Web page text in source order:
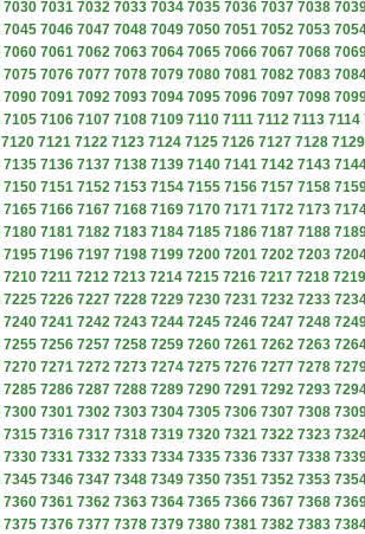
7030 7031 7032 7033 7034 7035 7036 7037 7038
7045 7046 7047 7048 7049 7050 7051 7052 7053
7060 7061 7062 7063 7064 7065 7066 7067 7068
7075 7076 7077 7078 7079 7080 7081 7082 7083
7090 7091 7092 7093 7094 7095 7096 7097 7098
7105 7106 7107 7108 7109 7110 7111 7112 7113 7114
7120 7121 7122 7123 7124 7125 7126 7127 7128 7129
7135 7136 7137 7138 7139 7140 7141 7142 7143
7150 7151 7152 7153 7154 7155 7156 7157 7158
7165 7166 7167 7168 7169 7170 7171 7172 7173
7180 7181 7182 7183 7184 7185 7186 7187 7188
7195 7196 7197 7198 7199 7200 7201 7202 7203
7210 7211 7212 7213 7214 7215 7216 7217 7218 7219
7225 7226 7227 7228 7229 7230 7231 7232 7233
7240 7241 7242 7243 7244 7245 7246 7247 7248
7255 7256 7257 7258 7259 7260 7261 7262 7263
7270 7271 7272 7273 7274 7275 7276 7277 7278
7285 7286 7287 7288 7289 7290 7291 7292 7293
7300 7301 7302 7303 7304 7305 7306 7307 7308
7315 7316 7317 7318 7319 7320 7321 7322 7323
7330 7331 7332 7333 7334 7335 7336 7337 7338
7345 7346 7347 7348 7349 7350 7351 7352 7353
7360 7361 7362 7363 7364 7365 7366 7367 7368
7375 7376 7377 7378 7379 7380 7381 7382 7383